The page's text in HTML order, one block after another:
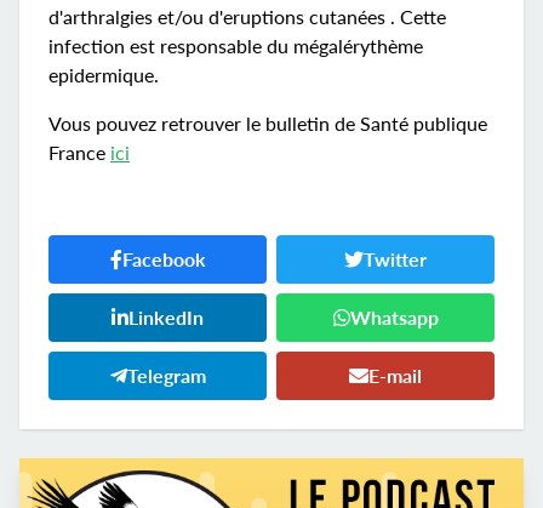
d'arthralgies et/ou d'eruptions cutanées . Cette
infection est responsable du mégalérythème
epidermique.
Vous pouvez retrouver le bulletin de Santé publique
France ici
Facebook Twitter
LinkedIn Whatsapp
Telegram E-mail